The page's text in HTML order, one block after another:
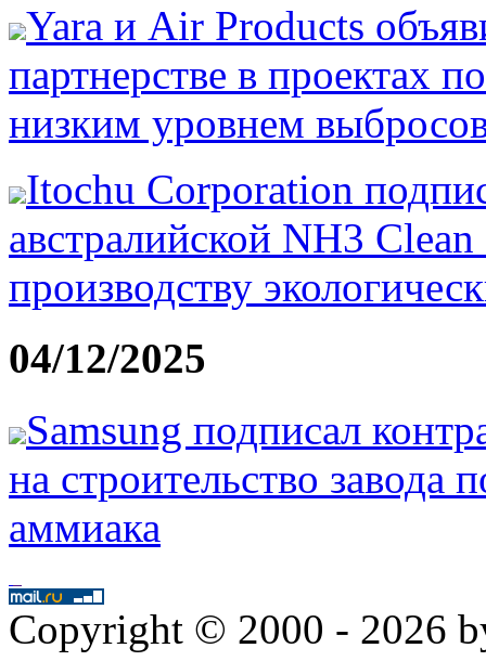
Yara и Air Products
партнерстве в проектах
низким уровнем
Itochu Corporation
австралийской NH3
производству
04/12/2025
Samsung подписал
на строительство завода
аммиака
Copyright © 2000 - 2026